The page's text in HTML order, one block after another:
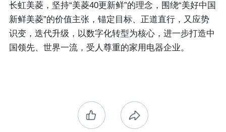
长虹美菱，坚持“美菱40更新鲜”的理念，围绕“美好中国
新鲜美菱”的价值主张，锚定目标、正道直行，又应势
识变，迭代升级，以数字化转型为核心，进一步打造中
国领先、世界一流，受人尊重的家用电器企业。